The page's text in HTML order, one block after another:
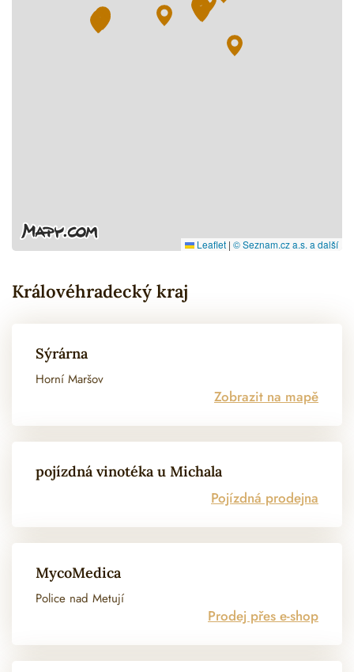
Leaflet | © Seznam.cz a.s. a další
Královéhradecký kraj
Sýrárna
Horní Maršov
Zobrazit na mapě
pojízdná vinotéka u Michala
Pojízdná prodejna
MycoMedica
Police nad Metují
Prodej přes e-shop